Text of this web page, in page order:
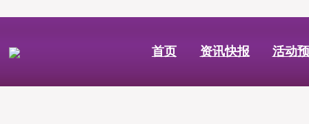
首页 资讯快报 活动